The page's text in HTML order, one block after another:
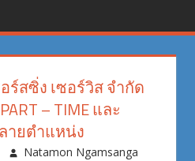
สนเทศ
แนะแนว
การ
ศึกษา
ร์สซิ่ง เซอร์วิส จำกัด
– TIME และ
ายตำแหน่ง
Natamon Ngamsanga